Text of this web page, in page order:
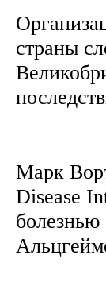
страны
Марк
Disease
болезнью